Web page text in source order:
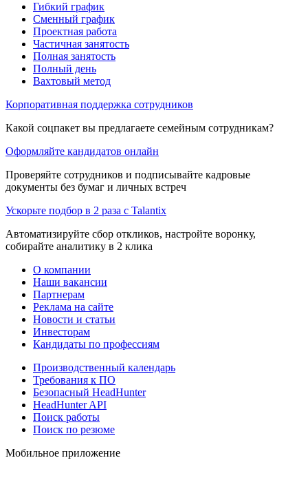
Гибкий график
Сменный график
Проектная работа
Частичная занятость
Полная занятость
Полный день
Вахтовый метод
Корпоративная поддержка сотрудников
Какой соцпакет вы предлагаете семейным сотрудникам?
Оформляйте кандидатов онлайн
Проверяйте сотрудников и подписывайте кадровые
документы без бумаг и личных встреч
Ускорьте подбор в 2 раза с Talantix
Автоматизируйте сбор откликов, настройте воронку,
собирайте аналитику в 2 клика
О компании
Наши вакансии
Партнерам
Реклама на сайте
Новости и статьи
Инвесторам
Кандидаты по профессиям
Производственный календарь
Требования к ПО
Безопасный HeadHunter
HeadHunter API
Поиск работы
Поиск по резюме
Мобильное приложение